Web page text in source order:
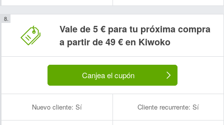
Vale de 5 € para tu próxima compra
a partir de 49 € en Kiwoko
Canjea el cupón
Nuevo cliente: Sí Cliente recurrente: Sí